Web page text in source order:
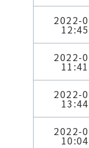
2022-
2022-
2022-
2022-